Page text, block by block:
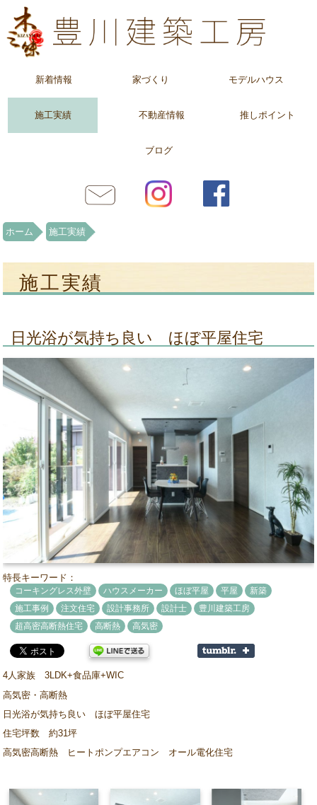
新着情報 家づくり モデルハウス
施工実績 不動産情報 推しポイント
ブログ
ホーム 施工実績
施工実績
日光浴が気持ち良い ほぼ平屋住宅
特長キーワード：
コーキングレス外壁 ハウスメーカー ほぼ平屋 平屋 新築
施工事例 注文住宅 設計事務所 設計士 豊川建築工房
超高密高断熱住宅 高断熱 高気密
4人家族 3LDK+食品庫+WIC
高気密・高断熱
日光浴が気持ち良い ほぼ平屋住宅
住宅坪数 約31坪
高気密高断熱 ヒートポンプエアコン オール電化住宅